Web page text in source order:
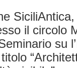
il circolo
su